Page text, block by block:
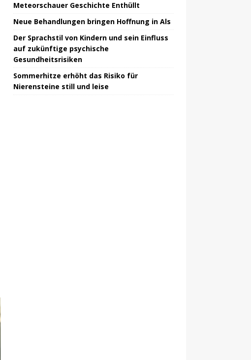
Meteorschauer Geschichte Enthüllt
Neue Behandlungen bringen Hoffnung in Als
Der Sprachstil von Kindern und sein Einfluss
auf zukünftige psychische
Gesundheitsrisiken
Sommerhitze erhöht das Risiko für
Nierensteine ​​​​still und leise